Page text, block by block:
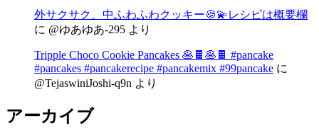
外サクサク、中ふわふわクッキー🍪💫レシピは概要欄
に @ゆあゆあ-295 より
Tripple Choco Cookie Pancakes 🥞🍫🥞🍫 #pancake
#pancakes #pancakerecipe #pancakemix #99pancake に
@TejaswiniJoshi-q9n より
アーカイブ